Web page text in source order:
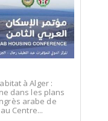
à Alger :
dans les plans
arabe de
Centre...